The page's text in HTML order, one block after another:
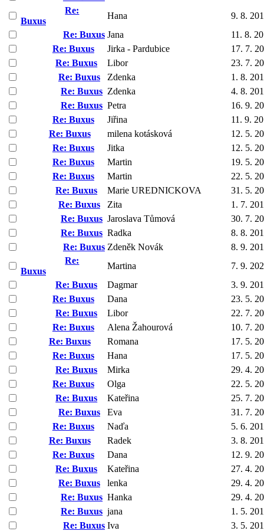
Re:
Buxus
Hana
9. 8.
Re: Buxus Jana
11. 8.
Re: Buxus
Jirka - Pardubice
17. 7.
Re: Buxus
Libor
23. 7.
Re: Buxus
Zdenka
1. 8.
Re: Buxus Zdenka
4. 8.
Re: Buxus Petra
16. 9.
Re: Buxus
Jiřina
11. 9.
Re: Buxus
milena kotásková
12. 5.
Re: Buxus
Jitka
12. 5.
Re: Buxus
Martin
19. 5.
Re: Buxus
Martin
22. 5.
Re: Buxus
Marie UREDNICKOVA
31. 5.
Re: Buxus
Zita
1. 7.
Re: Buxus Jaroslava Tůmová
30. 7.
Re: Buxus Radka
8. 8.
Re: Buxus Zdeněk Novák
8. 9.
Re:
Buxus
Martina
7. 9.
Re: Buxus
Dagmar
3. 9.
Re: Buxus
Dana
23. 5.
Re: Buxus
Libor
22. 7.
Re: Buxus
Alena Žahourová
10. 7.
Re: Buxus
Romana
17. 5.
Re: Buxus
Hana
17. 5.
Re: Buxus
Mirka
29. 4.
Re: Buxus
Olga
22. 5.
Re: Buxus
Kateřina
25. 7.
Re: Buxus
Eva
31. 7.
Re: Buxus
Naďa
5. 6.
Re: Buxus
Radek
3. 8.
Re: Buxus
Dana
12. 9.
Re: Buxus
Kateřina
27. 4.
Re: Buxus
lenka
29. 4.
Re: Buxus Hanka
29. 4.
Re: Buxus jana
1. 5.
Re: Buxus Iva
3. 5.